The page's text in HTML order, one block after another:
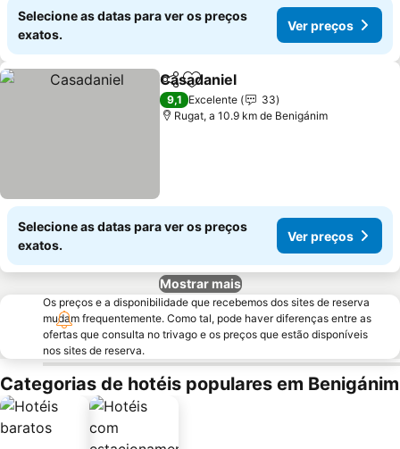
Selecione as datas para ver os preços
exatos.
Ver preços
PartilharAdicionar aos favoritos
Casadaniel
9,1 Excelente
33
Rugat, a 10.9 km de Benigánim
Selecione as datas para ver os preços
exatos.
Ver preços
Mostrar mais
Os preços e a disponibilidade que recebemos dos sites de reserva
mudam frequentemente. Como tal, pode haver diferenças entre as
ofertas que consulta no trivago e os preços que estão disponíveis
nos sites de reserva.
Categorias de hotéis populares em Benigánim